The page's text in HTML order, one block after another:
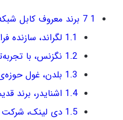
1
1.1 لگراند، سازنده
1.2 نگزنس، با
1.3 بلدن، غول
1.4 اشنایدر، برند
1.5 دی ‌لینک، شرکت